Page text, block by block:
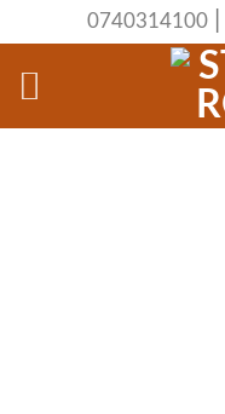
content
0740314100